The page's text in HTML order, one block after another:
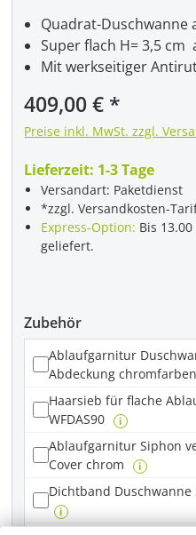
Regulärer Preis:
409,00 €
Preise inkl. MwSt. zzgl.
Lieferzeit: 1-3 Tage
Versandart: Paketdienst
*zzgl. Versandkosten-
Express-Option: Bis
geliefert.
Quadrat-Duschwanne
Super flach H= 3,5 cm
Mit werkseitiger
Zubehör
Ablaufgarnitur
Abdeckung
Haarsieb für flache
WFDAS90
i
Ablaufgarnitur Siphon
Cover chrom
i
Dichtband
i